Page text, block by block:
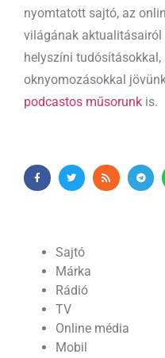
nyomtatott sajtó, az
világának aktualitásairól
helyszíni
oknyomozásokkal
podcastos műsorunk is.
Sajtó
Márka
Rádió
TV
Online média
Mobil